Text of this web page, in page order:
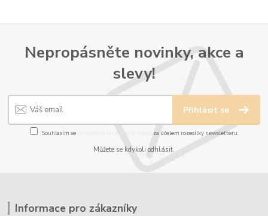
Nepropásněte novinky, akce a
slevy!
Přihlásit se
Souhlasím se za účelem rozesílky newsletteru.
Můžete se kdykoli odhlásit.
Informace pro zákazníky